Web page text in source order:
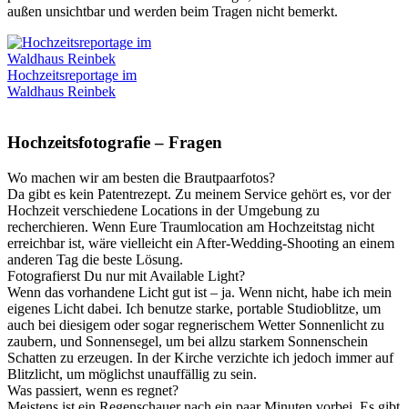
außen unsichtbar und werden beim Tragen nicht bemerkt.
Hochzeitsreportage im
Waldhaus Reinbek
Hochzeitsfotografie – Fragen
Wo machen wir am besten die Brautpaarfotos?
Da gibt es kein Patentrezept. Zu meinem Service gehört es, vor der
Hochzeit verschiedene Locations in der Umgebung zu
recherchieren. Wenn Eure Traumlocation am Hochzeitstag nicht
erreichbar ist, wäre vielleicht ein After-Wedding-Shooting an einem
anderen Tag die beste Lösung.
Fotografierst Du nur mit Available Light?
Wenn das vorhandene Licht gut ist – ja. Wenn nicht, habe ich mein
eigenes Licht dabei. Ich benutze starke, portable Studioblitze, um
auch bei diesigem oder sogar regnerischem Wetter Sonnenlicht zu
zaubern, und Sonnensegel, um bei allzu starkem Sonnenschein
Schatten zu erzeugen. In der Kirche verzichte ich jedoch immer auf
Blitzlicht, um möglichst unauffällig zu sein.
Was passiert, wenn es regnet?